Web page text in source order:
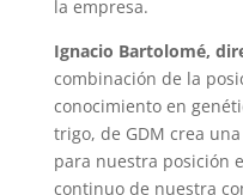
la empresa.
Ignacio Bartolomé,
combinación de la
conocimiento en
trigo, de GDM crea
para nuestra posición
continuo de nuestra